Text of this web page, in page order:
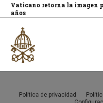
Vaticano retorna la imagen
años
Política de privacidad